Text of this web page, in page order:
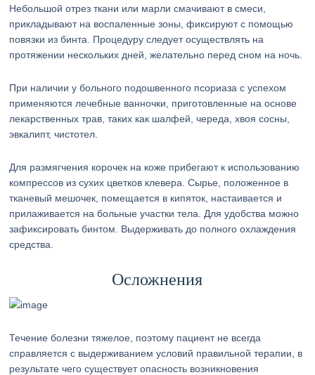
Небольшой отрез ткани или марли смачивают в смеси,
прикладывают на воспаленные зоны, фиксируют с помощью
повязки из бинта. Процедуру следует осуществлять на
протяжении нескольких дней, желательно перед сном на ночь.
При наличии у больного подошвенного псориаза с успехом
применяются лечебные ванночки, приготовленные на основе
лекарственных трав, таких как шалфей, череда, хвоя сосны,
эвкалипт, чистотел.
Для размягчения корочек на коже прибегают к использованию
компрессов из сухих цветков клевера. Сырье, положенное в
тканевый мешочек, помещается в кипяток, настаивается и
прилаживается на больные участки тела. Для удобства можно
зафиксировать бинтом. Выдерживать до полного охлаждения
средства.
Осложнения
Течение болезни тяжелое, поэтому пациент не всегда
справляется с выдерживанием условий правильной терапии, в
результате чего существует опасность возникновения